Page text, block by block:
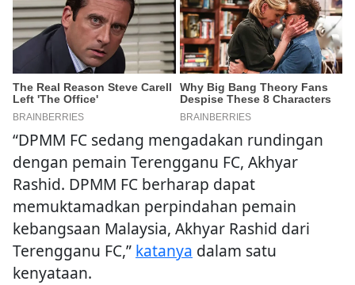
“DPMM FC sedang mengadakan rundingan
dengan pemain Terengganu FC, Akhyar
Rashid. DPMM FC berharap dapat
memuktamadkan perpindahan pemain
kebangsaan Malaysia, Akhyar Rashid dari
Terengganu FC,” katanya dalam satu
kenyataan.